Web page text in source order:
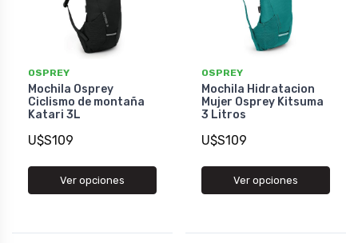
OSPREY
Mochila Osprey
Ciclismo de montaña
Katari 3L
U$S109
Ver opciones
OSPREY
Mochila Hidratacion
Mujer Osprey Kitsuma
3 Litros
U$S109
Ver opciones